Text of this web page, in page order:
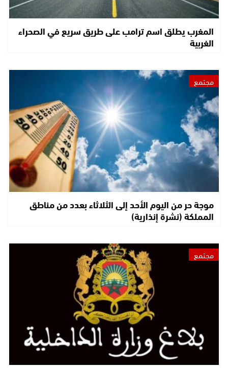
المغرب يطلق اسم ترامب على طريق سريع في الصحراء
الغربية
مجتمع
موجة حر من اليوم الأحد إلى الثلاثاء بعدد من مناطق
المملكة (نشرة إنذارية)
مجتمع